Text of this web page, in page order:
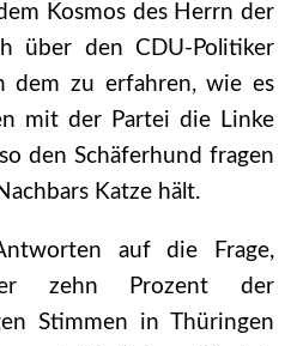
Kosmos des Herrn der
über den CDU-Politiker
dem zu erfahren, wie es
mit der Partei die Linke
den Schäferhund fragen
Katze hält.
auf die Frage,
zehn Prozent der
Stimmen in Thüringen